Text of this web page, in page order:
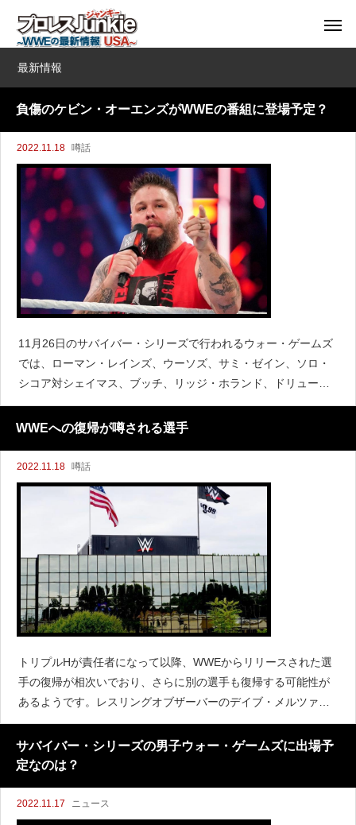
最新情報
負傷のケビン・オーエンズがWWEの番組に登場予定？
2022.11.18 噂話
11月26日のサバイバー・シリーズで行われるウォー・ゲームズ
では、ローマン・レインズ、ウーソズ、サミ・ゼイン、ソロ・
シコア対シェイマス、ブッチ、リッジ・ホランド、ドリュー・
マッキンタイア、ケビン・オーエンズが予定されていると報じ
られています。ところがオーエンズが日曜日のライブイベント
WWEへの復帰が噂される選手
2022.11.18 噂話
トリプルHが責任者になって以降、WWEからリリースされた選
手の復帰が相次いでおり、さらに別の選手も復帰する可能性が
あるようです。レスリングオブザーバーのデイブ・メルツァー
によると、ブロンソン・リードとしてWWEで活躍していたジョ
ナがWWEからオファーを受けたと伝えています。2019年
サバイバー・シリーズの男子ウォー・ゲームズに出場予
定なのは？
2022.11.17 ニュース